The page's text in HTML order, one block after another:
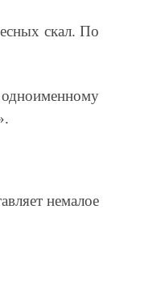
скал. По
одноименному
немалое